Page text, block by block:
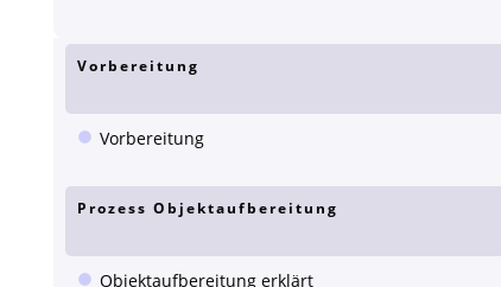
Vorbereitung
Vorbereitung
Prozess Objektaufbereitung
Objektaufbereitung erklärt